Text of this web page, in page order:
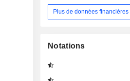
Plus de données financières
Notations